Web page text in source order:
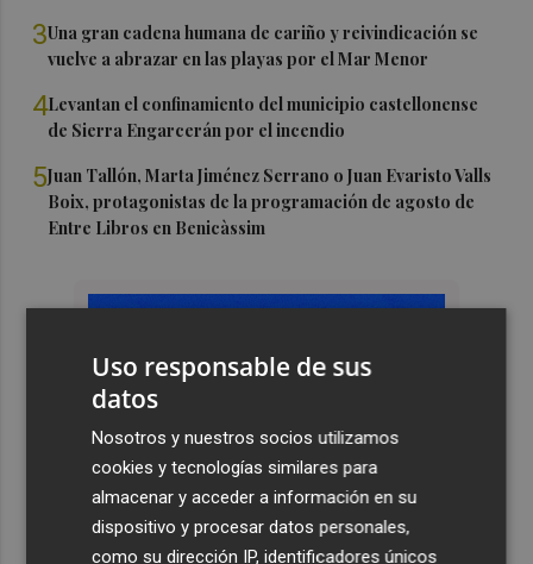
3Una gran cadena humana de cariño y reivindicación se
vuelve a abrazar en las playas por el Mar Menor
4Levantan el confinamiento del municipio castellonense
de Sierra Engarcerán por el incendio
5Juan Tallón, Marta Jiménez Serrano o Juan Evaristo Valls
Boix, protagonistas de la programación de agosto de
Entre Libros en Benicàssim
Uso responsable de sus
datos
Nosotros y nuestros socios utilizamos
cookies y tecnologías similares para
almacenar y acceder a información en su
dispositivo y procesar datos personales,
como su dirección IP, identificadores únicos